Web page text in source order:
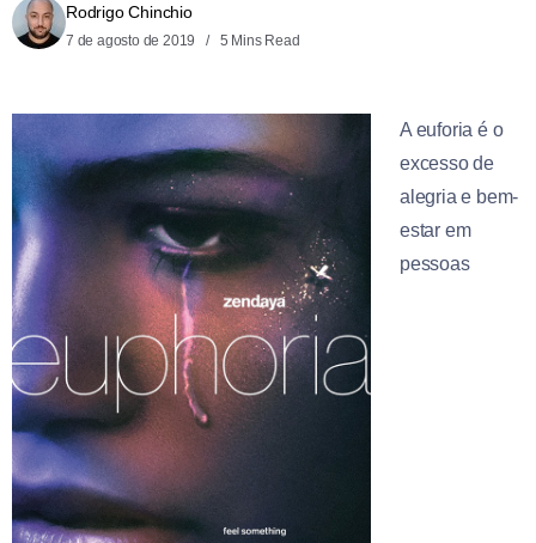
Rodrigo Chinchio
7 de agosto de 2019 5 Mins Read
A euforia é o
excesso de
alegria e bem-
estar em
pessoas